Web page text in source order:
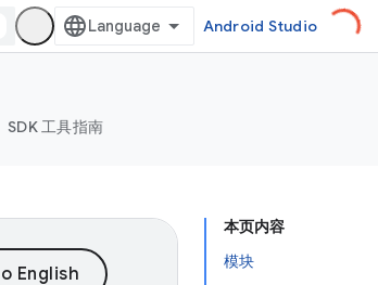
Android Studio
SDK 工具指南
本页内容
模块